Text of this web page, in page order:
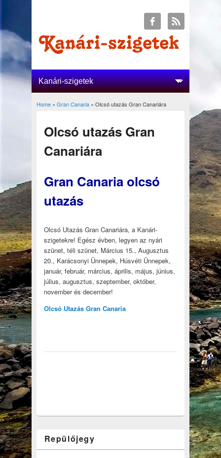
You are here
Home» Gran Canaria» Olcsó utazás Gran Canariára
Olcsó utazás Gran
Canariára
Gran Canaria olcsó
utazás
Olcsó Utazás Gran Canariára, a Kanári-
szigetekre! Egész évben, legyen az nyári
szünet, téli szünet, Március 15., Augusztus
20., Karácsonyi Ünnepek, Húsvéti Ünnepek,
január, február, március, április, május, június,
július, augusztus, szeptember, október,
november és december!
Olcsó Utazás Gran Canaria
Repülőjegy